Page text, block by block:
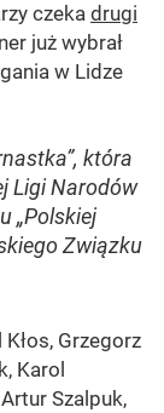
czeka drugi
już wybrał
w Lidze
która
Ligi Narodów
„Polskiej
Związku
Grzegorz
Karol
Szalpuk,